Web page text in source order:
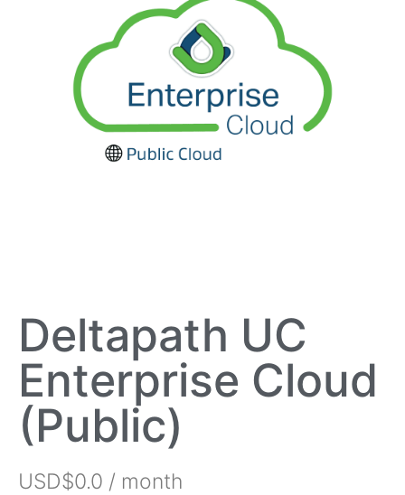
Deltapath UC
Enterprise Cloud
(Public)
USD$0.0 / month